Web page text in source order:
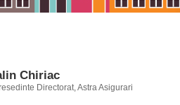
Chiriac
Directorat, Astra Asigurari